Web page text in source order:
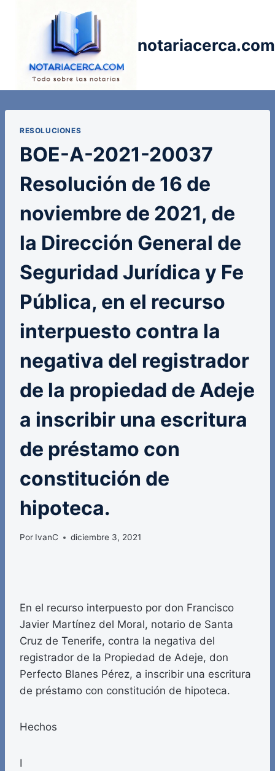
notariacerca.com
RESOLUCIONES
BOE-A-2021-20037
Resolución de 16 de
noviembre de 2021, de
la Dirección General de
Seguridad Jurídica y Fe
Pública, en el recurso
interpuesto contra la
negativa del registrador
de la propiedad de Adeje
a inscribir una escritura
de préstamo con
constitución de
hipoteca.
Por IvanC diciembre 3, 2021
En el recurso interpuesto por don Francisco
Javier Martínez del Moral, notario de Santa
Cruz de Tenerife, contra la negativa del
registrador de la Propiedad de Adeje, don
Perfecto Blanes Pérez, a inscribir una escritura
de préstamo con constitución de hipoteca.
Hechos
I